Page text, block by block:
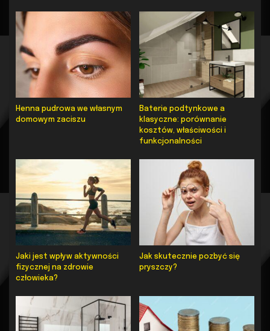
Henna pudrowa we własnym
domowym zaciszu
Baterie podtynkowe a
klasyczne: porównanie
kosztów, właściwości i
funkcjonalności
Jaki jest wpływ aktywności
fizycznej na zdrowie
człowieka?
Jak skutecznie pozbyć się
pryszczy?